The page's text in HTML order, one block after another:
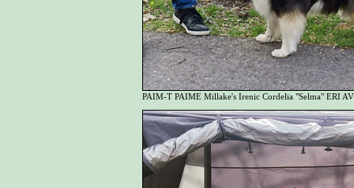
PAIM-T PAIME Millake's Irenic Cordelia "Selma" ERI